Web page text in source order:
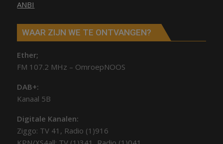
ANBI
WAAR ZIJN WE TE ONTVANGEN?
Ether;
FM 107.2 MHz – OmroepNOOS
DAB+:
Kanaal 5B
Digitale Kanalen:
Ziggo: TV 41, Radio (1)916